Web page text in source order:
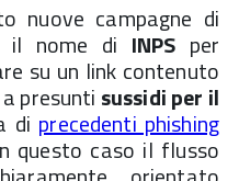
nuove campagne di
il nome di INPS per
su un link contenuto
presunti sussidi per il
di precedenti phishing
questo caso il flusso